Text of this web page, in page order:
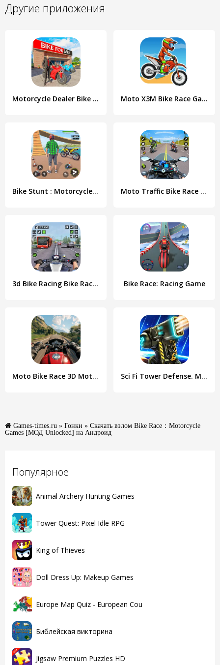
Популярное
Animal Archery Hunting Games
Tower Quest: Pixel Idle RPG
King of Thieves
Doll Dress Up: Makeup Games
Europe Map Quiz - European Cou
Библейская викторина
Jigsaw Premium Puzzles HD
Другие приложения
Motorcycle Dealer Bike Games Moto X3M Bike Race Game
Bike Stunt : Motorcycle Game Moto Traffic Bike Race Game 3d
3d Bike Racing Bike Race Games Bike Race: Racing Game
Moto Bike Race 3D Motorcycles Sci Fi Tower Defense. Module TD
Games-times.ru » Гонки » Скачать взлом Bike Race：Motorcycle
Games [МОД Unlocked] на Андроид